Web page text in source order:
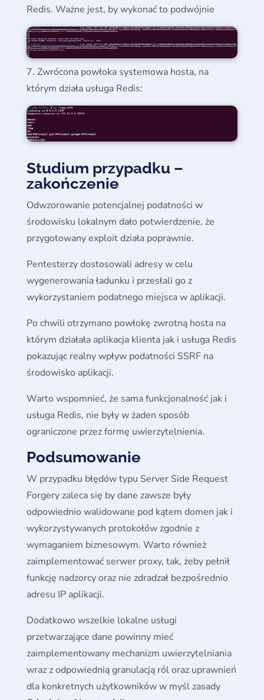
Redis. Ważne jest, by wykonać to podwójnie
Zwrócona powłoka systemowa hosta, na
którym działa usługa Redis:
Studium przypadku –
zakończenie
Odwzorowanie potencjalnej podatności w
środowisku lokalnym dało potwierdzenie, że
przygotowany exploit działa poprawnie.
Pentesterzy dostosowali adresy w celu
wygenerowania ładunku i przesłali go z
wykorzystaniem podatnego miejsca w aplikacji.
Po chwili otrzymano powłokę zwrotną hosta na
którym działała aplikacja klienta jak i usługa Redis
pokazując realny wpływ podatności SSRF na
środowisko aplikacji.
Warto wspomnieć, że sama funkcjonalność jak i
usługa Redis, nie były w żaden sposób
ograniczone przez formę uwierzytelnienia.
Podsumowanie
W przypadku błędów typu Server Side Request
Forgery zaleca się by dane zawsze były
odpowiednio walidowane pod kątem domen jak i
wykorzystywanych protokołów zgodnie z
wymaganiem biznesowym. Warto również
zaimplementować serwer proxy, tak, żeby pełnił
funkcję nadzorcy oraz nie zdradzał bezpośrednio
adresu IP aplikacji.
Dodatkowo wszelkie lokalne usługi
przetwarzające dane powinny mieć
zaimplementowany mechanizm uwierzytelniania
wraz z odpowiednią granulacją ról oraz uprawnień
dla konkretnych użytkowników w myśl zasady